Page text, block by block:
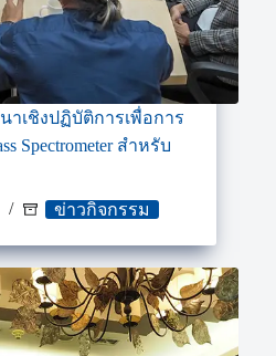
เชิงปฏิบัติการเพื่อการ
Spectrometer สำหรับ
ข่าวกิจกรรม